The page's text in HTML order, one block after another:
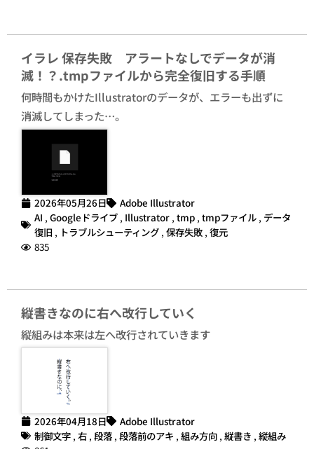
イラレ 保存失敗 アラートなしでデータが消
滅！？.tmpファイルから完全復旧する手順
何時間もかけたIllustratorのデータが、エラーも出ずに
消滅してしまった…。
2026年05月26日
Adobe Illustrator
AI , Googleドライブ , Illustrator , tmp , tmpファイル , データ
復旧 , トラブルシューティング , 保存失敗 , 復元
835
縦書きなのに右へ改行していく
縦組みは本来は左へ改行されていきます
2026年04月18日
Adobe Illustrator
制御文字 , 右 , 段落 , 段落前のアキ , 組み方向 , 縦書き , 縦組み